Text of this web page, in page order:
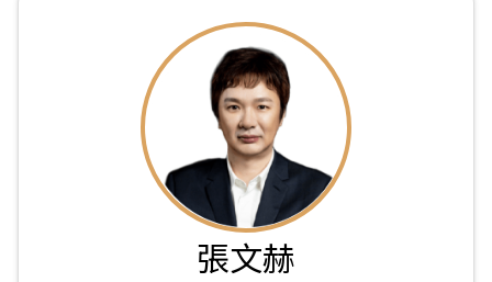
張文赫